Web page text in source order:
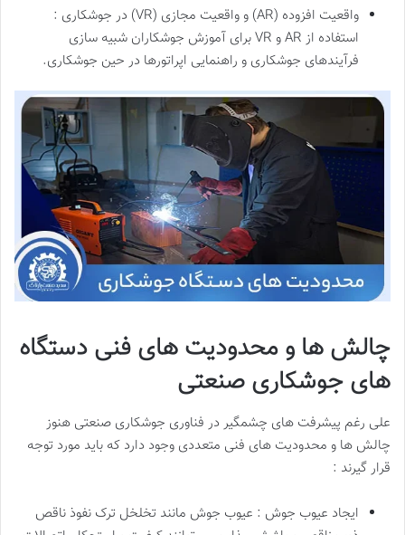
واقعیت افزوده (AR) و واقعیت مجازی (VR) در جوشکاری :
استفاده از AR و VR برای آموزش جوشکاران شبیه سازی
فرآیندهای جوشکاری و راهنمایی اپراتورها در حین جوشکاری.
چالش ها و محدودیت های فنی دستگاه
های جوشکاری صنعتی
علی رغم پیشرفت های چشمگیر در فناوری جوشکاری صنعتی هنوز
چالش ها و محدودیت های فنی متعددی وجود دارد که باید مورد توجه
قرار گیرند :
ایجاد عیوب جوش : عیوب جوش مانند تخلخل ترک نفوذ ناقص